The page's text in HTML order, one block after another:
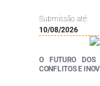
Submissão até:
10/08/2026
O FUTURO DOS
CONFLITOS E